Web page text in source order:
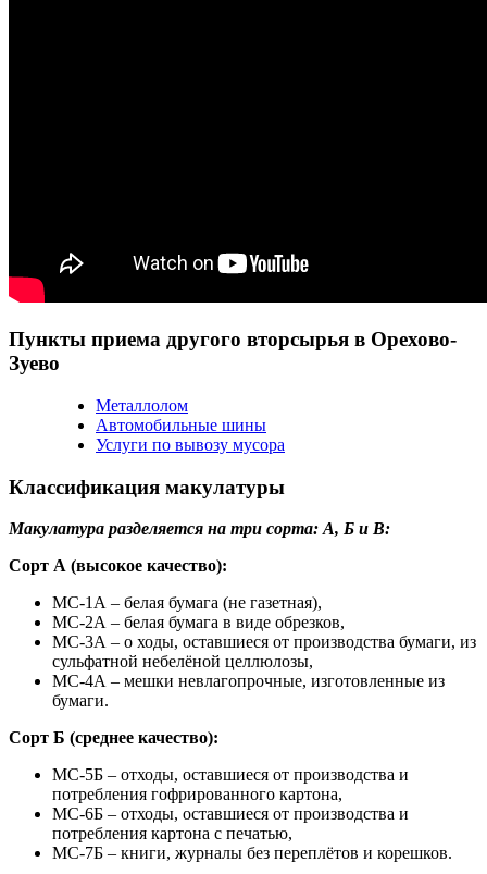
Пункты приема другого вторсырья в Орехово-
Зуево
Металлолом
Автомобильные шины
Услуги по вывозу мусора
Классификация макулатуры
Макулатура разделяется на три сорта: А, Б и В:
Сорт А (высокое качество):
МС-1А – белая бумага (не газетная),
МС-2А – белая бумага в виде обрезков,
МС-3А – о ходы, оставшиеся от производства бумаги, из
сульфатной небелёной целлюлозы,
МС-4А – мешки невлагопрочные, изготовленные из
бумаги.
Сорт Б (среднее качество):
МС-5Б – отходы, оставшиеся от производства и
потребления гофрированного картона,
МС-6Б – отходы, оставшиеся от производства и
потребления картона с печатью,
МС-7Б – книги, журналы без переплётов и корешков.